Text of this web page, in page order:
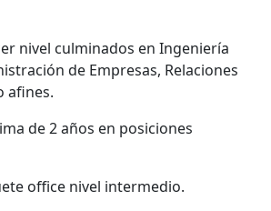
nivel culminados en Ingeniería
de Empresas, Relaciones
afines.
de 2 años en posiciones
office nivel intermedio.